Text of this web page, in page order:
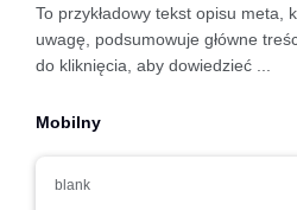
To przykładowy tekst opisu meta,
uwagę, podsumowuje główne
do kliknięcia, aby dowiedzieć ...
Mobilny
blank